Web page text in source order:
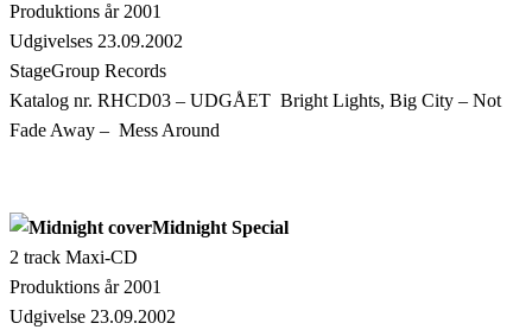
Produktions år 2001
Udgivelses 23.09.2002
StageGroup Records
Katalog nr. RHCD03 – UDGÅET Bright Lights, Big City – Not
Fade Away – Mess Around
Midnight Special
2 track Maxi-CD
Produktions år 2001
Udgivelse 23.09.2002